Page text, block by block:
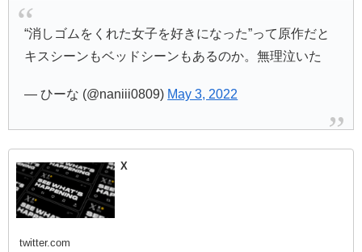
“消しゴムをくれた女子を好きになった”って原作だと
キスシーンもベッドシーンもあるのか。無理泣いた
— ひーな (@naniii0809) May 3, 2022
X
twitter.com